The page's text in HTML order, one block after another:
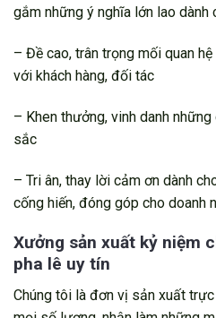
gắm những ý nghĩa lớn lao
– Đề cao, trân trọng mối quan
với khách hàng, đối tác
– Khen thưởng, vinh danh
sắc
– Tri ân, thay lời cảm ơn dành
cống hiến, đóng góp cho doanh
Xưởng sản xuất kỷ niệm
pha lê uy tín
Chúng tôi là đơn vị sản xuất